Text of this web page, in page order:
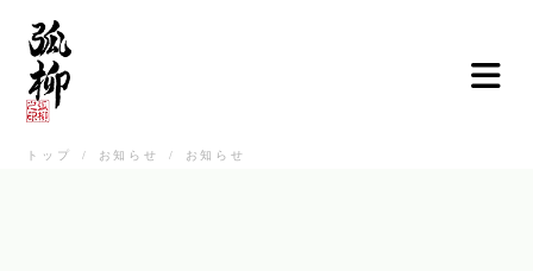
トップ / お知らせ / お知らせ